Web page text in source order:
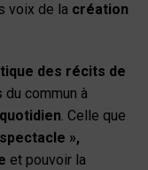
voix de la création
des récits de
commun à
. Celle que
»,
et pouvoir la